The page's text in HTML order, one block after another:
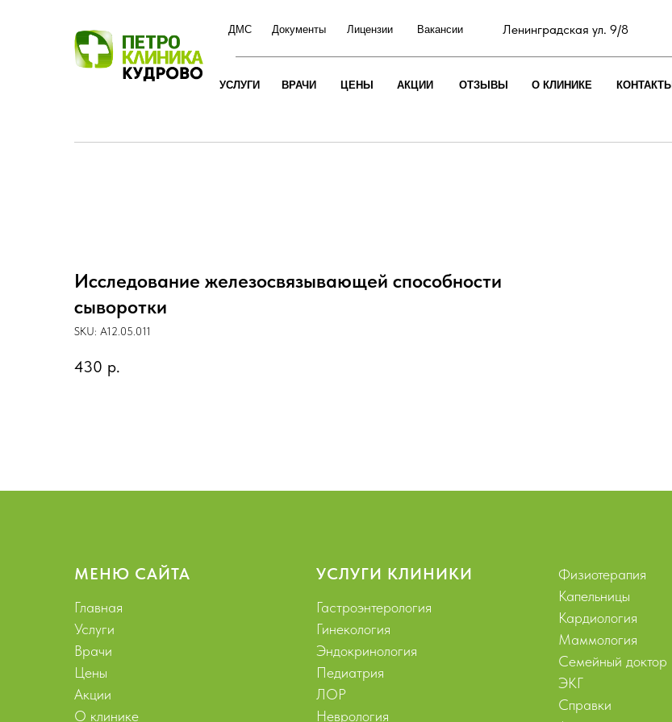
УСЛУГИ ЦЕНЫ О КЛИНИКЕ КОНТАКТЫ
ОТЗЫВЫ
ВРАЧИ АКЦИИ
ДМС Документы Вакансии
Лицензии Ленинградская ул. 9/8
Исследование железосвязывающей способности
сыворотки
SKU: A12.05.011
430 р.
МЕНЮ САЙТА
Главная
Услуги
Врачи
Цены
Акции
О клинике
УСЛУГИ КЛИНИКИ
Гастроэнтерология
Гинекология
Эндокринология
Педиатрия
ЛОР
Неврология
Физиотерапия
Капельницы
Кардиология
Маммология
Семейный доктор
ЭКГ
Справки